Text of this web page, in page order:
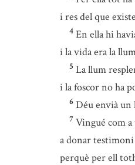
i res del que
4 En ella hi
i la vida era la
5 La llum
i la foscor no ha
6 Déu envià un
7 Vingué com
a donar
perquè per ell